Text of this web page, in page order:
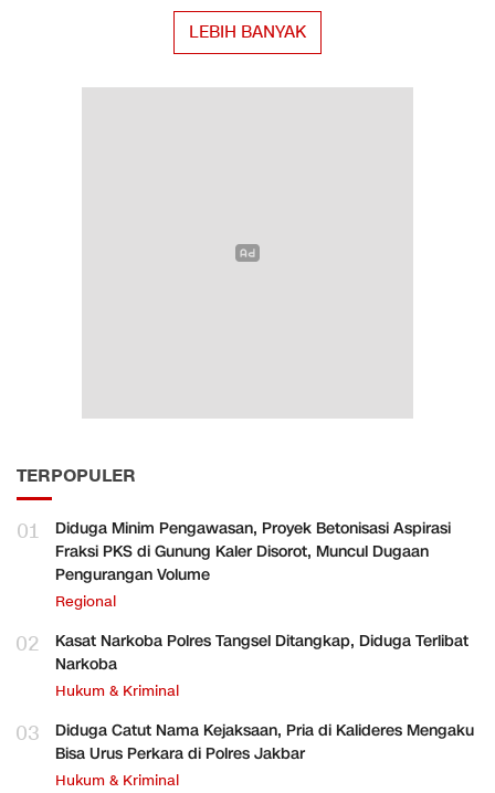
LEBIH BANYAK
TERPOPULER
01
Diduga Minim Pengawasan, Proyek Betonisasi Aspirasi
Fraksi PKS di Gunung Kaler Disorot, Muncul Dugaan
Pengurangan Volume
Regional
02
Kasat Narkoba Polres Tangsel Ditangkap, Diduga Terlibat
Narkoba
Hukum & Kriminal
03
Diduga Catut Nama Kejaksaan, Pria di Kalideres Mengaku
Bisa Urus Perkara di Polres Jakbar
Hukum & Kriminal